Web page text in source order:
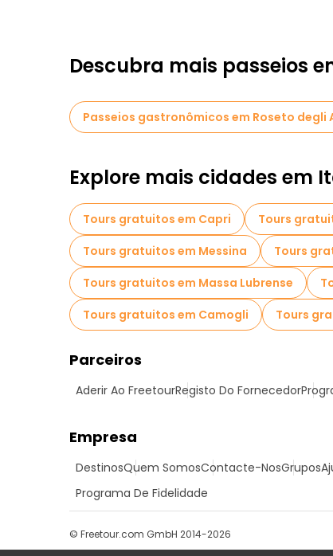
Descubra mais passeios
Passeios gastronômicos em Roseto degli
Explore mais cidades em
Tours gratuitos em Capri Tours
Tours gratuitos em Messina
Tours
Tours gratuitos em Massa Lubrense
Tours gratuitos em Camogli
Tours
Parceiros
Aderir Ao FreetourRegisto Do Fornecedor
Empresa
DestinosQuem SomosContacte-NosGrupos
Programa De Fidelidade
© Freetour.com GmbH 2014-2026